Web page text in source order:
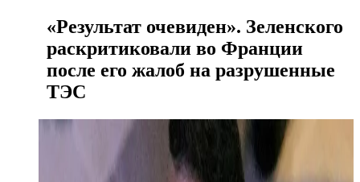
«Результат очевиден». Зеленского
раскритиковали во Франции
после его жалоб на разрушенные
ТЭС